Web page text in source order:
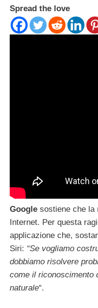
Spread the love
Google sostiene che la
Internet. Per questa
applicazione che,
Siri: “Se vogliamo
dobbiamo risolvere
come il riconoscimento
naturale“.